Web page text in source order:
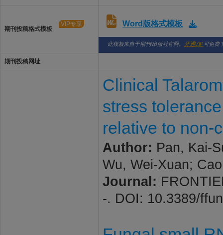
期刊投稿格式模板
VIP专享 Word版格式模板
此模板来自于期刊/出版社官网。 开通VIP 可免费
期刊投稿网址
Clinical
stress
relative to non-
Author: Pan, Kai-
Wu, Wei-Xuan;
Journal:
-. DOI: 10.3389/